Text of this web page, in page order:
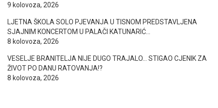
9 kolovoza, 2026
LJETNA ŠKOLA SOLO PJEVANJA U TISNOM PREDSTAVLJENA
SJAJNIM KONCERTOM U PALAČI KATUNARIĆ…
8 kolovoza, 2026
VESELJE BRANITELJA NIJE DUGO TRAJALO… STIGAO CJENIK ZA
ŽIVOT PO DANU RATOVANJA!?
8 kolovoza, 2026